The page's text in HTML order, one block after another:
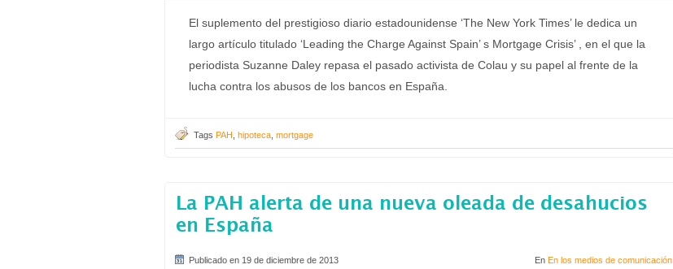
El suplemento del prestigioso diario estadounidense ‘The New York Times’ le dedica un
largo artículo titulado ‘Leading the Charge Against Spain’ s Mortgage Crisis’ , en el que la
periodista Suzanne Daley repasa el pasado activista de Colau y su papel al frente de la
lucha contra los abusos de los bancos en España.
Tags PAH hipoteca mortgage
La PAH alerta de una nueva oleada de desahucios
en España
Publicado en 19 de diciembre de 2013 En En los medios de comunicación